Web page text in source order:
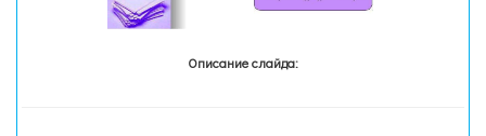
Описание слайда: